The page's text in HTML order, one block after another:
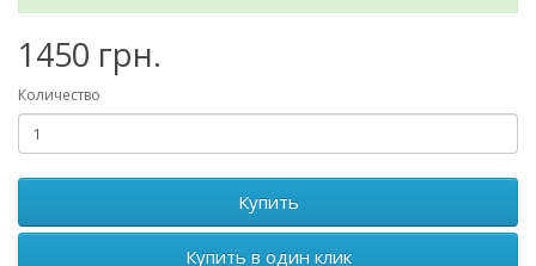
1450 грн.
Количество
Купить
Купить в один клик